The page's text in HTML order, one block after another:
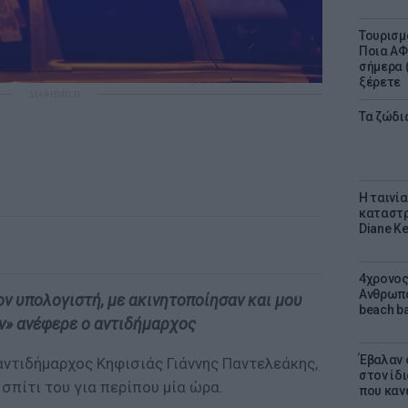
Ποια
σήμερα
ξέρετε
Τα
Η
Diane
beach
Έβαλαν
στον
που
υπολογιστή, με ακινητοποίησαν και μου
ανέφερε ο αντιδήμαρχος
Κηφισιάς Γιάννης Παντελεάκης,
του για περίπου μία ώρα.